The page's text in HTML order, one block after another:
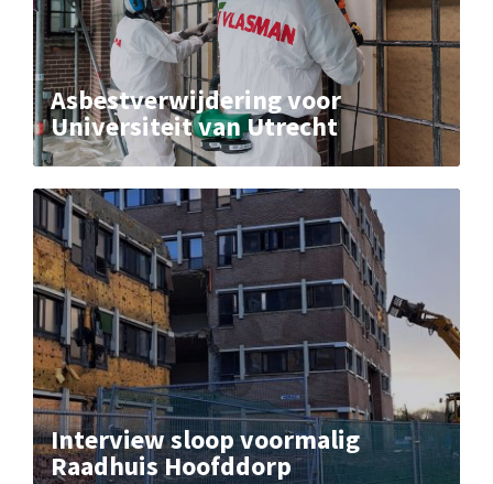
Asbestverwijdering voor
Universiteit van Utrecht
Interview sloop voormalig
Raadhuis Hoofddorp